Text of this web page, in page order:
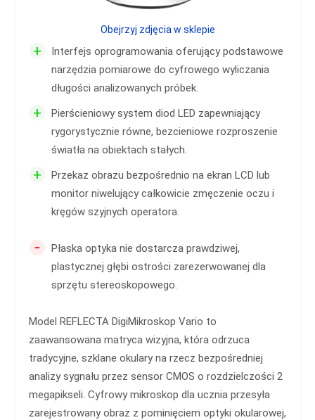
+
Interfejs oprogramowania oferujący podstawowe
narzędzia pomiarowe do cyfrowego wyliczania
długości analizowanych próbek.
+
Pierścieniowy system diod LED zapewniający
rygorystycznie równe, bezcieniowe rozproszenie
światła na obiektach stałych.
+
Przekaz obrazu bezpośrednio na ekran LCD lub
monitor niwelujący całkowicie zmęczenie oczu i
kręgów szyjnych operatora.
-
Płaska optyka nie dostarcza prawdziwej,
plastycznej głębi ostrości zarezerwowanej dla
sprzętu stereoskopowego.
Model REFLECTA DigiMikroskop Vario to
zaawansowana matryca wizyjna, która odrzuca
tradycyjne, szklane okulary na rzecz bezpośredniej
analizy sygnału przez sensor CMOS o rozdzielczości 2
megapikseli. Cyfrowy mikroskop dla ucznia przesyła
zarejestrowany obraz z pominięciem optyki okularowej,
Obejrzyj zdjęcia w sklepie